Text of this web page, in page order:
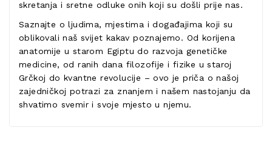
skretanja i sretne odluke onih koji su došli prije nas.
Saznajte o ljudima, mjestima i događajima koji su
oblikovali naš svijet kakav poznajemo. Od korijena
anatomije u starom Egiptu do razvoja genetičke
medicine, od ranih dana filozofije i fizike u staroj
Grčkoj do kvantne revolucije – ovo je priča o našoj
zajedničkoj potrazi za znanjem i našem nastojanju da
shvatimo svemir i svoje mjesto u njemu.